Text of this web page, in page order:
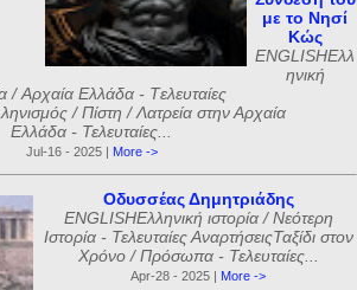
με το Νησί
Κώς
ENGLISHΕλλ
ηνική
/ Αρχαία Ελλάδα - Tελευταίες
/ Πίστη / Λατρεία στην Αρχαία
Ελλάδα - Τελευταίες...
Jul-16 - 2025 | More ->
Οδυσσέας Δημητριάδης
ENGLISHΕλληνική ιστορία / Νεότερη
Ιστορία - Τελευταίες ΑναρτήσειςΤαξίδι στον
Χρόνο / Πρόσωπα - Τελευταίες...
Apr-28 - 2025 | More ->